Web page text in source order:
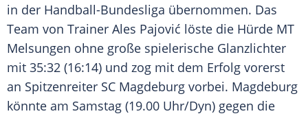
in der Handball-Bundesliga übernommen. Das
Team von Trainer Ales Pajović löste die Hürde MT
Melsungen ohne große spielerische Glanzlichter
mit 35:32 (16:14) und zog mit dem Erfolg vorerst
an Spitzenreiter SC Magdeburg vorbei. Magdeburg
könnte am Samstag (19.00 Uhr/Dyn) gegen die